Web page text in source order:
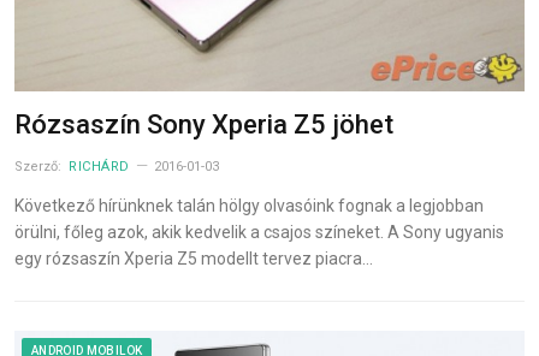
Rózsaszín Sony Xperia Z5 jöhet
Szerző: RICHÁRD 2016-01-03
Következő hírünknek talán hölgy olvasóink fognak a legjobban
örülni, főleg azok, akik kedvelik a csajos színeket. A Sony ugyanis
egy rózsaszín Xperia Z5 modellt tervez piacra…
ANDROID MOBILOK